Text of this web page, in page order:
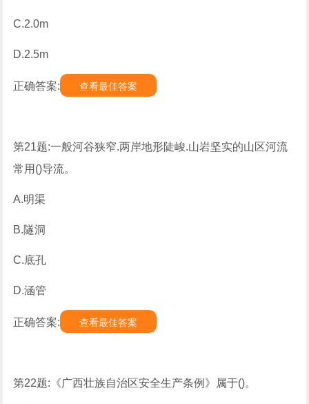
C.2.0m
D.2.5m
正确答案: 查看最佳答案
第21题:一般河谷狭窄.两岸地形陡峻.山岩坚实的山区河流
常用()导流。
A.明渠
B.隧洞
C.底孔
D.涵管
正确答案: 查看最佳答案
第22题:《广西壮族自治区安全生产条例》属于()。